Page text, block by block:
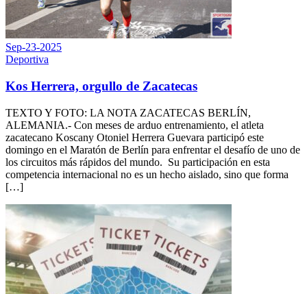
Sep-23-2025
Deportiva
Kos Herrera, orgullo de Zacatecas
TEXTO Y FOTO: LA NOTA ZACATECAS BERLÍN,
ALEMANIA.- Con meses de arduo entrenamiento, el atleta
zacatecano Koscany Otoniel Herrera Guevara participó este
domingo en el Maratón de Berlín para enfrentar el desafío de uno de
los circuitos más rápidos del mundo. Su participación en esta
competencia internacional no es un hecho aislado, sino que forma
[…]